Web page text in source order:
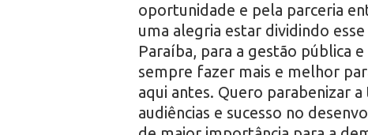
oportunidade e pela parceria
uma alegria estar dividindo
Paraíba, para a gestão pública
sempre fazer mais e melhor
aqui antes. Quero parabenizar
audiências e sucesso no